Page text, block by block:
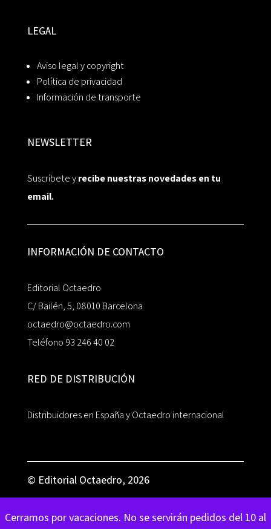
Cerramos por vacaciones. No se servirán pedidos del 10 al
LEGAL
Aviso legal y copyright
Política de privacidad
Información de transporte
NEWSLETTER
Suscríbete yrecibe nuestras novedades en tu
email.
INFORMACIÓN DE CONTACTO
Editorial Octaedro
C/ Bailén, 5, 08010 Barcelona
octaedro@octaedro.com
Teléfono 93 246 40 02
RED DE DISTRIBUCIÓN
Distribuidores en España y Octaedro internacional
© Editorial Octaedro, 2026